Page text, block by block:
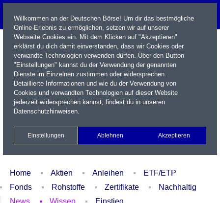
Name / WKN / ISIN / Kürzel
Xetra Realtime
Watchlist Portfolio Login
Home Aktien Anleihen
ETF/ETP
Fonds
Rohstoffe Zertifikate
Nachhaltig
News
Wissen Einstieg
Willkommen an der Deutschen Börse! Um dir das bestmögliche
Online-Erlebnis zu ermöglichen, setzen wir auf unserer
Webseite Cookies ein. Mit dem Klicken auf "Akzeptieren"
erklärst du dich damit einverstanden, dass wir Cookies oder
verwandte Technologien verwenden dürfen. Über den Button
"Einstellungen" kannst du der Verwendung der genannten
Dienste im Einzelnen zustimmen oder widersprechen.
Detaillierte Informationen und wie du der Verwendung von
Cookies und verwandten Technologien auf dieser Website
jederzeit widersprechen kannst, findest du in unseren
Datenschutzhinweisen.
Einstellungen Ablehnen Akzeptieren